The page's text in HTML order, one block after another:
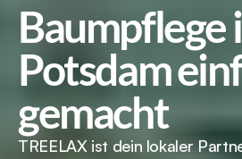
Baumpflege
Potsdam
gemacht
TREELAX ist dein lokaler